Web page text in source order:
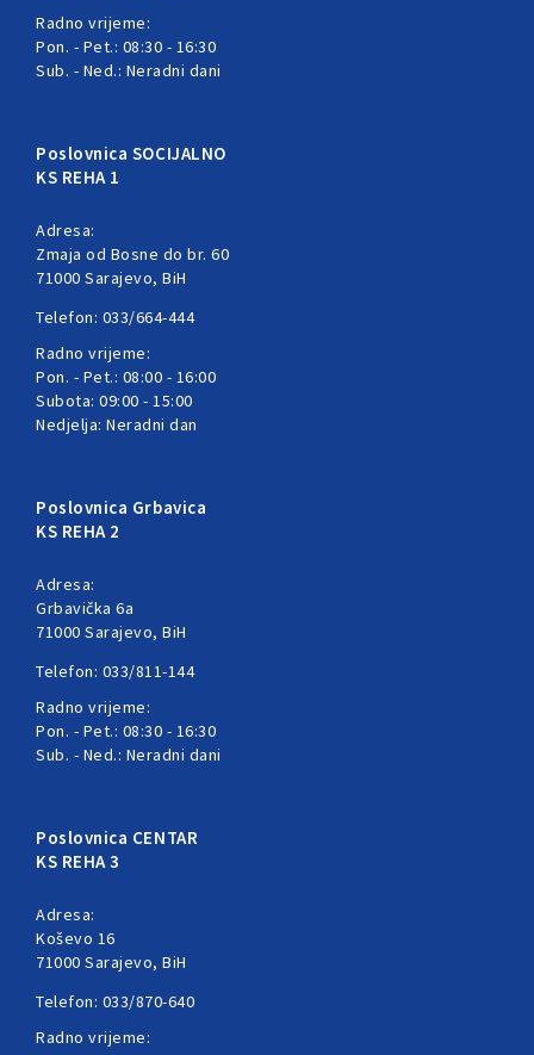
Radno vrijeme:
Pon. - Pet.: 08:30 - 16:30
Sub. - Ned.: Neradni dani
Poslovnica SOCIJALNO
KS REHA 1
Adresa:
Zmaja od Bosne do br. 60
71000 Sarajevo, BiH
Telefon: 033/664-444
Radno vrijeme:
Pon. - Pet.: 08:00 - 16:00
Subota: 09:00 - 15:00
Nedjelja: Neradni dan
Poslovnica Grbavica
KS REHA 2
Adresa:
Grbavička 6a
71000 Sarajevo, BiH
Telefon: 033/811-144
Radno vrijeme:
Pon. - Pet.: 08:30 - 16:30
Sub. - Ned.: Neradni dani
Poslovnica CENTAR
KS REHA 3
Adresa:
Koševo 16
71000 Sarajevo, BiH
Telefon: 033/870-640
Radno vrijeme: